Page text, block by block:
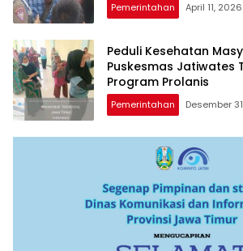
Pemerintahan April 11, 2026
Peduli Kesehatan
Puskesmas Jatiwates
Program Prolanis
Pemerintahan Desember